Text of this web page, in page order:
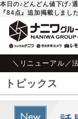
本日の♪どんどん値下げ♪
『84点』追加掲載しまし
＼リニューアル／
トピックス